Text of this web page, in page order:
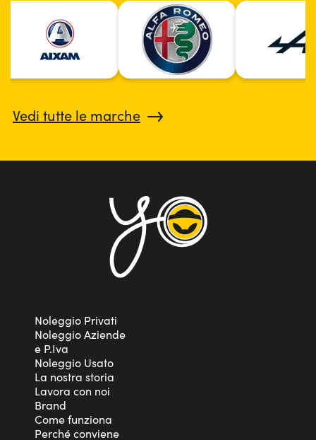
Vedi tutte le marche
Noleggio Privati
Noleggio Aziende
e P.Iva
Noleggio Usato
La nostra storia
Lavora con noi
Brand
Come funziona
Perché conviene